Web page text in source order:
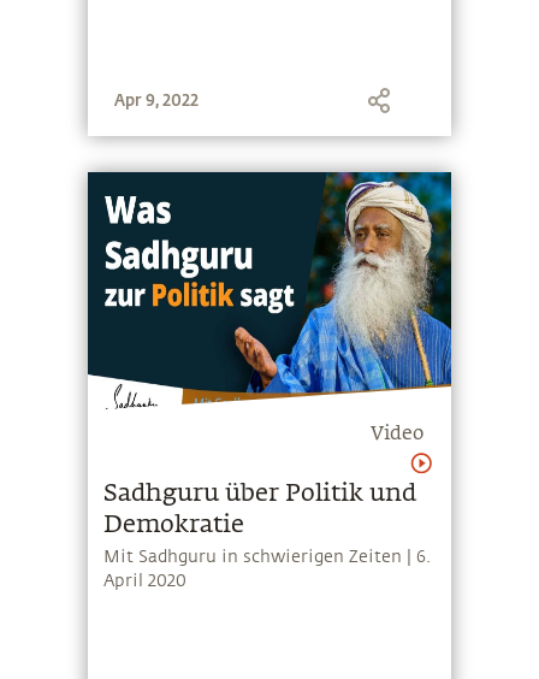
Apr 9, 2022
Video
Sadhguru über Politik und
Demokratie
Mit Sadhguru in schwierigen Zeiten | 6.
April 2020